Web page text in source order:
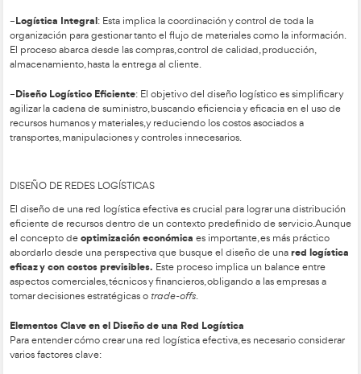
Uso de varios almacenes:Es preferible para
rotación y demanda urgente, ya que facilita una
servicio.
Muchas empresas optan por unsistema mixtode
mejor de ambas alternativas para adaptarse a sus
estratégica, ya que estos factores son cruciales para el éxito
decisión sobre la ubicación de un almacén depende de
se vuelve más compleja a medida que aumenta el tamaño
su sistema de distribución. El análisis debe equilibrar
comerciales, y considerar aspectos como el producto, los
Variables clave para analizar: